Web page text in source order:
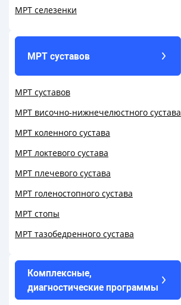
МРТ селезенки
МРТ суставов
МРТ суставов
МРТ височно-нижнечелюстного сустава
МРТ коленного сустава
МРТ локтевого сустава
МРТ плечевого сустава
МРТ голеностопного сустава
МРТ стопы
МРТ тазобедренного сустава
Комплексные,
диагностические программы